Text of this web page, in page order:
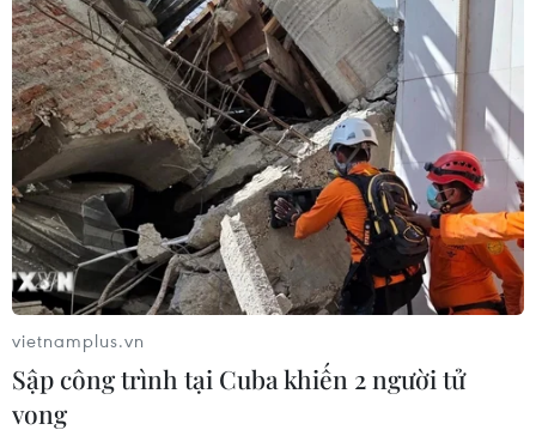
Xuất hiện các cung trượt
sạt kèm theo nhiều vết nứt,
gãy tại Sơn La
07/08/2026 07:31
17 giờ ngày 7/8, mở cửa
tràn xả mặt điều tiết hồ
chứa thủy điện Lai Châu
07/08/2026 07:28
vietnamplus.vn
Sập công trình tại Cuba khiến 2 người tử
vong